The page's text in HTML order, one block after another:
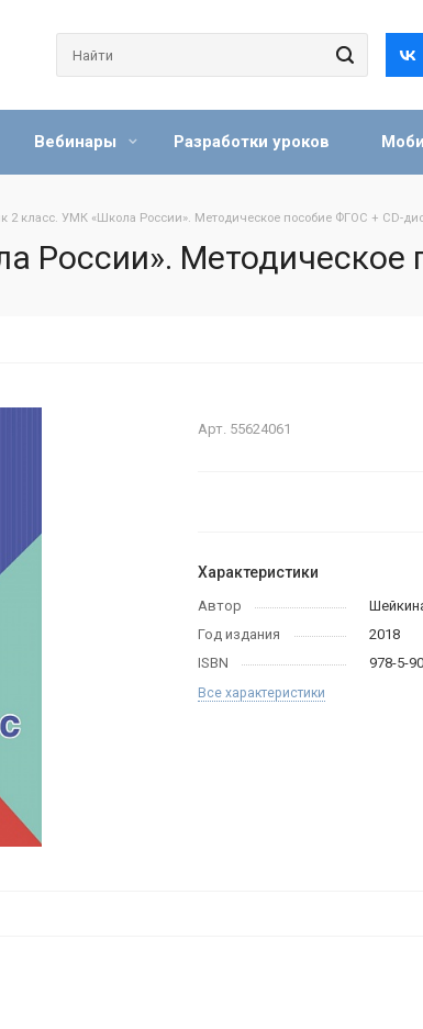
Вебинары Разработки уроков
2 класс. УМК «Школа России». Методическое пособие ФГОС + CD-
России». Методическое
Арт. 55624061
Характеристики
Автор
Год издания
2018
ISBN
978-5-
Все характеристики